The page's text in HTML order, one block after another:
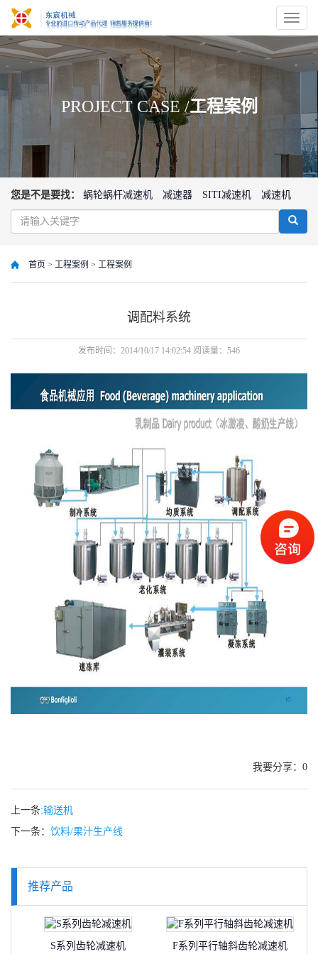
切
换
导
PROJECT CASE /工程案例
您是不是要找： 蜗轮蜗杆减速机 减速器 SITI减速机 减速机
首页 > 工程案例 > 工程案例
调配料系统
发布时间：2014/10/17 14:02:54 阅读量：546
我要分享： 0
上一条:输送机
下一条： 饮料/果汁生产线
推荐产品
S系列齿轮减速机 F系列平行轴斜齿轮减速机